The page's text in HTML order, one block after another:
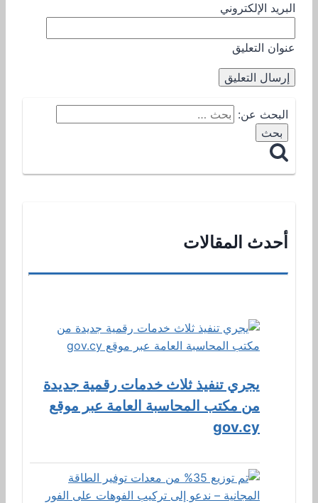
البريد الإلكتروني
عنوان التعليق
البحث عن:
أحدث المقالات
يجري تنفيذ ثلاث خدمات رقمية جديدة
من مكتب المحاسبة العامة عبر موقع
gov.cy